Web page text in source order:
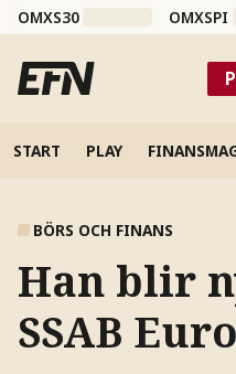
OMXS30 OMXSPI
START PLAY
BÖRS OCH FINANS
Han blir
SSAB